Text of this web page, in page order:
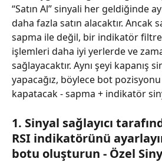
“Satın Al” sinyali her geldiğinde
daha fazla satın alacaktır. Ancak
sapma ile değil, bir indikatör
işlemleri daha iyi yerlerde ve
sağlayacaktır. Aynı şeyi kapanış
yapacağız, böylece bot pozisyonu
kapatacak - sapma + indikatör
1. Sinyal sağlayıcı
RSI indikatörünü
botu oluşturun - Özel